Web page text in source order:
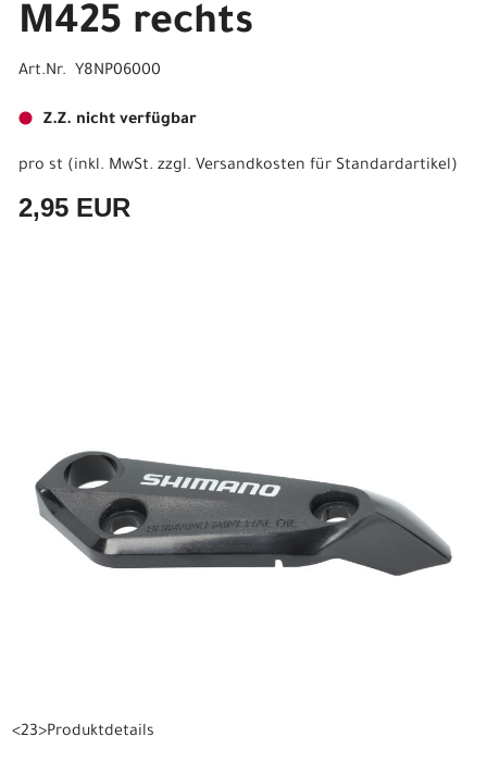
M425 rechts
Art.Nr. Y8NP06000
Z.Z. nicht verfügbar
pro st (inkl. MwSt. zzgl. Versandkosten für Standardartikel)
2,95 EUR
<23>Produktdetails